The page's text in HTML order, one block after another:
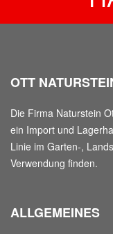
OTT
Die Firma Naturstein
ein Import und
Linie im Garten-,
Verwendung finden.
ALLGEMEINES